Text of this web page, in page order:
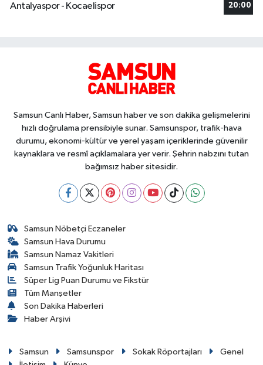
Antalyaspor - Kocaelispor 20:00
Samsun Canlı Haber, Samsun haber ve son dakika gelişmelerini
hızlı doğrulama prensibiyle sunar. Samsunspor, trafik-hava
durumu, ekonomi-kültür ve yerel yaşam içeriklerinde güvenilir
kaynaklara ve resmî açıklamalara yer verir. Şehrin nabzını tutan
bağımsız haber sitesidir.
Samsun Nöbetçi Eczaneler
Samsun Hava Durumu
Samsun Namaz Vakitleri
Samsun Trafik Yoğunluk Haritası
Süper Lig Puan Durumu ve Fikstür
Tüm Manşetler
Son Dakika Haberleri
Haber Arşivi
Samsun Samsunspor Sokak Röportajları
Genel